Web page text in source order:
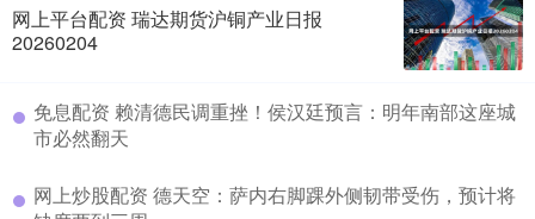
网上平台配资 瑞达期货沪铜产业日报
20260204
免息配资 赖清德民调重挫！侯汉廷预言：明年南部这座城
市必然翻天
网上炒股配资 德天空：萨内右脚踝外侧韧带受伤，预计将